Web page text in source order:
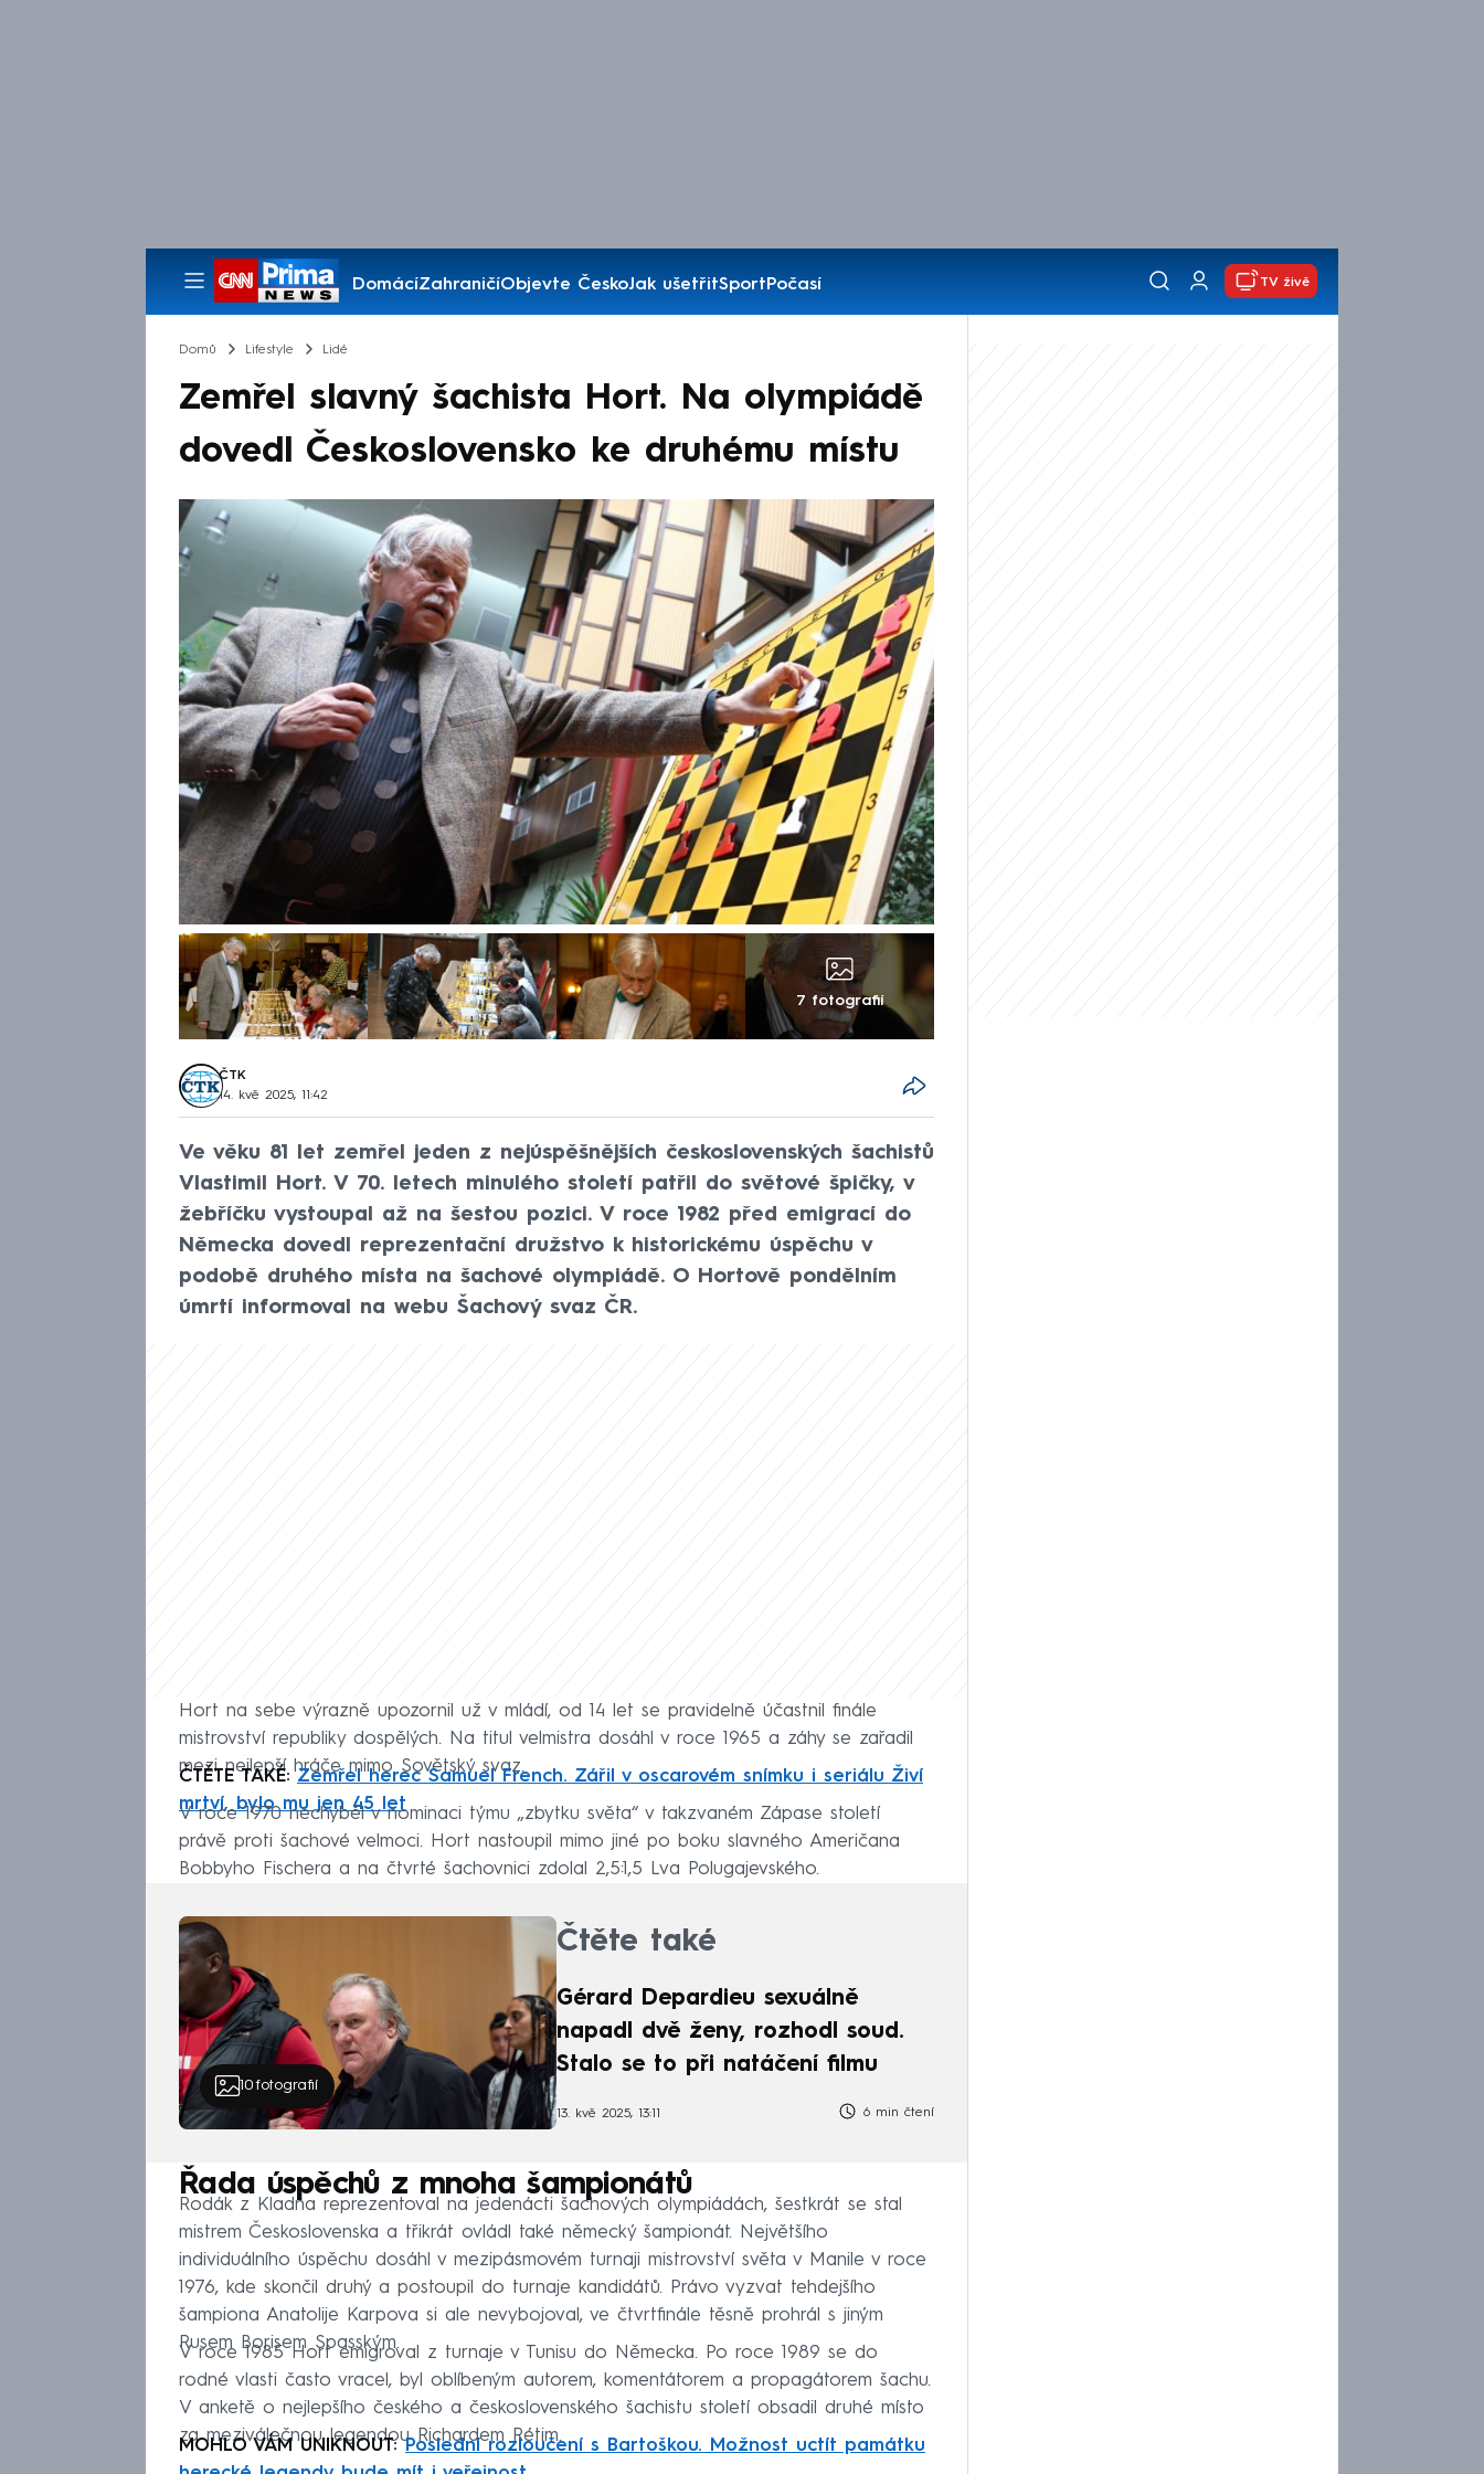
DomácíZahraničíObjevte ČeskoJak ušetřitSportPočasí
Pořady
TV živě
Domů Lifestyle Lidé
Zemřel slavný šachista Hort. Na olympiádě
dovedl Československo ke druhému místu
7 fotografií
ČTK
14. kvě 2025, 11:42
Ve věku 81 let zemřel jeden z nejúspěšnějších československých šachistů
Vlastimil Hort. V 70. letech minulého století patřil do světové špičky, v
žebříčku vystoupal až na šestou pozici. V roce 1982 před emigrací do
Německa dovedl reprezentační družstvo k historickému úspěchu v
podobě druhého místa na šachové olympiádě. O Hortově pondělním
úmrtí informoval na webu Šachový svaz ČR.
Hort na sebe výrazně upozornil už v mládí, od 14 let se pravidelně účastnil finále
mistrovství republiky dospělých. Na titul velmistra dosáhl v roce 1965 a záhy se zařadil
mezi nejlepší hráče mimo Sovětský svaz.
ČTĚTE TAKÉ:Zemřel herec Samuel French. Zářil v oscarovém snímku i seriálu Živí
mrtví, bylo mu jen 45 let
V roce 1970 nechyběl v nominaci týmu „zbytku světa“ v takzvaném Zápase století
právě proti šachové velmoci. Hort nastoupil mimo jiné po boku slavného Američana
Bobbyho Fischera a na čtvrté šachovnici zdolal 2,5:1,5 Lva Polugajevského.
10fotografií
Čtěte také
Gérard Depardieu sexuálně
napadl dvě ženy, rozhodl soud.
Stalo se to při natáčení filmu
13. kvě 2025, 13:11 6 min čtení
Řada úspěchů z mnoha šampionátů
Rodák z Kladna reprezentoval na jedenácti šachových olympiádách, šestkrát se stal
mistrem Československa a třikrát ovládl také německý šampionát. Největšího
individuálního úspěchu dosáhl v mezipásmovém turnaji mistrovství světa v Manile v roce
1976, kde skončil druhý a postoupil do turnaje kandidátů. Právo vyzvat tehdejšího
šampiona Anatolije Karpova si ale nevybojoval, ve čtvrtfinále těsně prohrál s jiným
Rusem Borisem Spasským.
V roce 1985 Hort emigroval z turnaje v Tunisu do Německa. Po roce 1989 se do
rodné vlasti často vracel, byl oblíbeným autorem, komentátorem a propagátorem šachu.
V anketě o nejlepšího českého a československého šachistu století obsadil druhé místo
za meziválečnou legendou Richardem Rétim.
MOHLO VÁM UNIKNOUT:Poslední rozloučení s Bartoškou. Možnost uctít památku